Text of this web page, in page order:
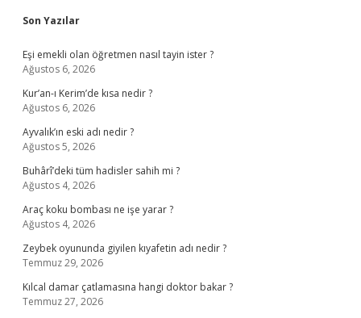
Sidebar
Son Yazılar
Eşi emekli olan öğretmen nasıl tayin ister ?
Ağustos 6, 2026
Kur’an-ı Kerim’de kısa nedir ?
Ağustos 6, 2026
Ayvalık’ın eski adı nedir ?
Ağustos 5, 2026
Buhârî’deki tüm hadisler sahih mi ?
Ağustos 4, 2026
Araç koku bombası ne işe yarar ?
Ağustos 4, 2026
Zeybek oyununda giyilen kıyafetin adı nedir ?
Temmuz 29, 2026
Kılcal damar çatlamasına hangi doktor bakar ?
Temmuz 27, 2026